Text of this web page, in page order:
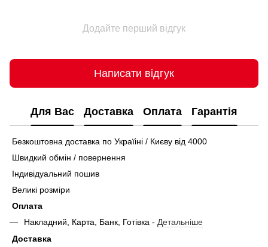
Додайте перший відгук
Написати відгук
Для Вас Доставка Оплата Гарантія
Безкоштовна доставка по Україіні / Києву від 4000
Швидкий обмін / повернення
Індивідуальний пошив
Великі розміри
Оплата
Накладний, Карта, Банк, Готівка - Детальніше
Доставка